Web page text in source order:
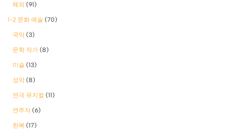
해외 (91)
1-2 문화 예술 (70)
국악 (3)
문학 작가 (8)
미술 (13)
성악 (8)
연극 뮤지컬 (11)
연주자 (6)
한복 (17)